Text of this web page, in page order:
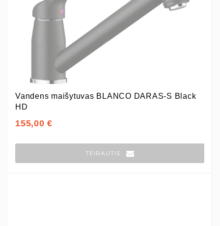
Vandens maišytuvas BLANCO DARAS-S Black
HD
155,00 €
TEIRAUTIS